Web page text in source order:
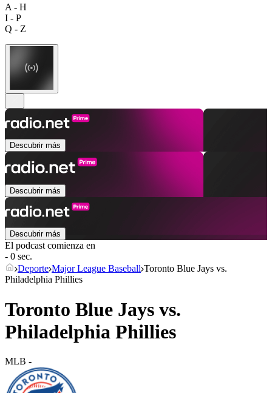
A - H
I - P
Q - Z
Descubrir más
Descubrir más
Descubrir más
El podcast comienza en
- 0 sec.
Deporte Major League Baseball Toronto Blue Jays vs.
Philadelphia Phillies
Toronto Blue Jays vs.
Philadelphia Phillies
MLB -